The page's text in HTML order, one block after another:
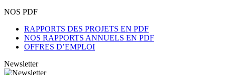
NOS PDF
RAPPORTS DES PROJETS EN PDF
NOS RAPPORTS ANNUELS EN PDF
OFFRES D’EMPLOI
Newsletter